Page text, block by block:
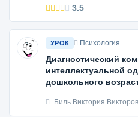
3.5
УРОК Психология
Диагностический
интеллектуальной
дошкольного
Биль Виктория